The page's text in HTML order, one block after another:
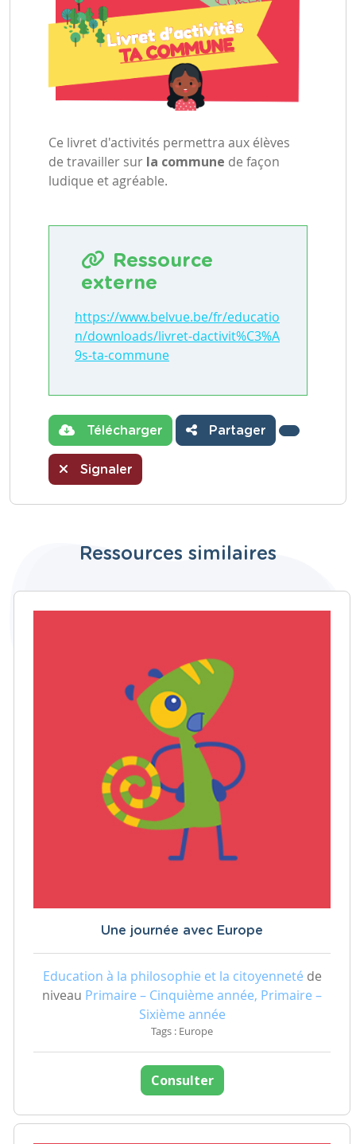
Ce livret d'activités permettra aux élèves
de travailler sur la commune de façon
ludique et agréable.
Ressource
externe
https://www.belvue.be/fr/educatio
n/downloads/livret-dactivit%C3%A
9s-ta-commune
Télécharger Partager
Signaler
Ressources similaires
Une journée avec Europe
Education à la philosophie et la citoyenneté de
niveau Primaire – Cinquième année, Primaire –
Sixième année
Tags : Europe
Consulter